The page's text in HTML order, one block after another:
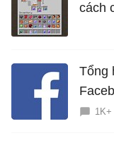
cách
Tổng
1K+